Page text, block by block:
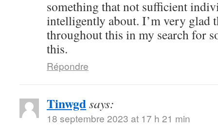
something that not sufficient
intelligently about. I’m very glad
throughout this in my search for
this.
Répondre
Tinwgdsays:
18 septembre 2023 at 17 h 21 min